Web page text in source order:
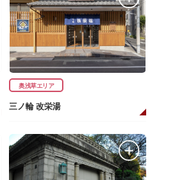
奥浅草エリア
三ノ輪 改栄湯